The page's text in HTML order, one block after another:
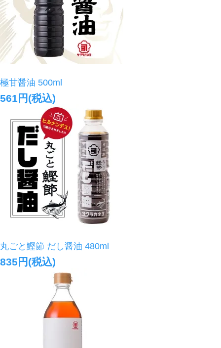
極甘醤油 500ml
561円(税込)
丸ごと鰹節 だし醤油 480ml
835円(税込)